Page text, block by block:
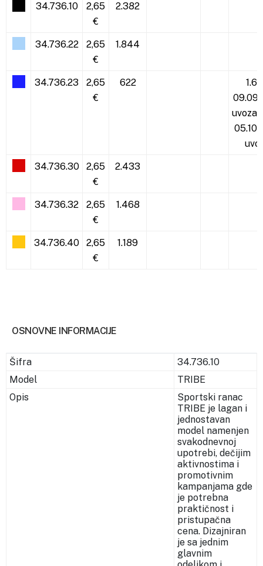
34.736.10
2,65
€
2.382
34.736.22
2,65
€
1.844
34.736.23
2,65
€
622
uvoza
34.736.30
2,65
€
2.433
34.736.32
2,65
€
1.468
34.736.40
2,65
€
1.189
OSNOVNE INFORMACIJE
Šifra
34.736.10
Model
TRIBE
Opis
Sportski ranac
TRIBE je lagan i
jednostavan
model namenjen
svakodnevnoj
upotrebi, dečijim
aktivnostima i
promotivnim
kampanjama gde
je potrebna
praktičnost i
pristupačna
cena. Dizajniran
je sa jednim
glavnim